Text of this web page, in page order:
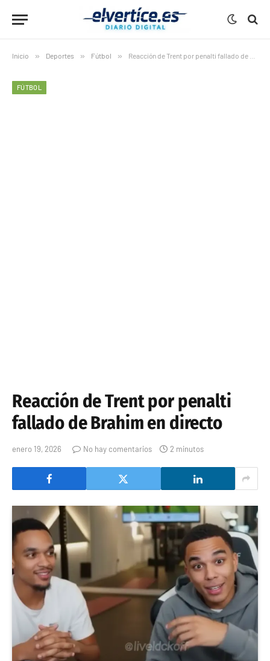
Inicio » Deportes » Fútbol » Reacción de Trent por penalti fallado de Brahim en directo
FÚTBOL
Reacción de Trent por penalti
fallado de Brahim en directo
enero 19, 2026 No hay comentarios 2 minutos